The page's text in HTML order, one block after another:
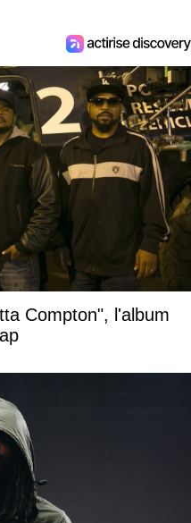
Compton", l'album